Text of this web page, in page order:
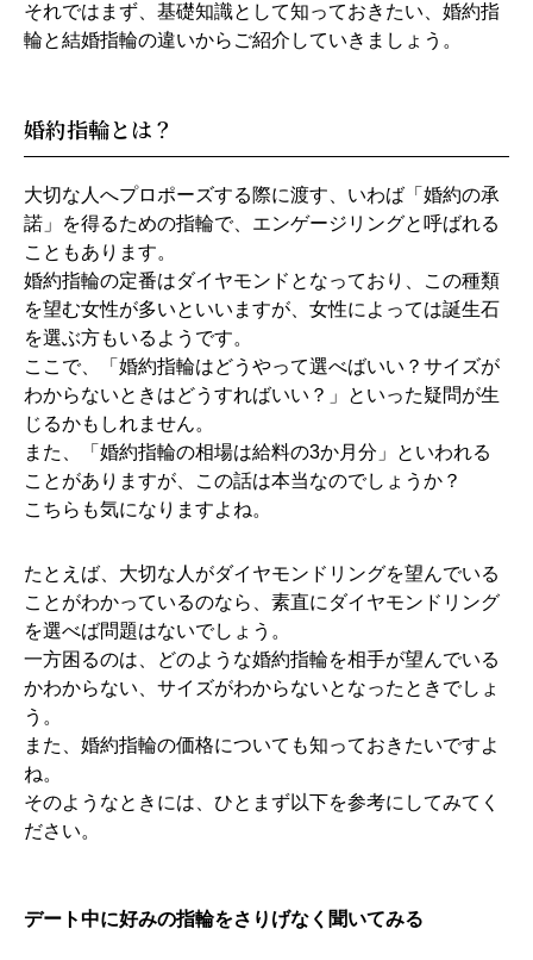
それではまず、基礎知識として知っておきたい、婚約指
輪と結婚指輪の違いからご紹介していきましょう。
婚約指輪とは？
大切な人へプロポーズする際に渡す、いわば「婚約の承
諾」を得るための指輪で、エンゲージリングと呼ばれる
こともあります。
婚約指輪の定番はダイヤモンドとなっており、この種類
を望む女性が多いといいますが、女性によっては誕生石
を選ぶ方もいるようです。
ここで、「婚約指輪はどうやって選べばいい？サイズが
わからないときはどうすればいい？」といった疑問が生
じるかもしれません。
また、「婚約指輪の相場は給料の3か月分」といわれる
ことがありますが、この話は本当なのでしょうか？
こちらも気になりますよね。
たとえば、大切な人がダイヤモンドリングを望んでいる
ことがわかっているのなら、素直にダイヤモンドリング
を選べば問題はないでしょう。
一方困るのは、どのような婚約指輪を相手が望んでいる
かわからない、サイズがわからないとなったときでしょ
う。
また、婚約指輪の価格についても知っておきたいですよ
ね。
そのようなときには、ひとまず以下を参考にしてみてく
ださい。
デート中に好みの指輪をさりげなく聞いてみる